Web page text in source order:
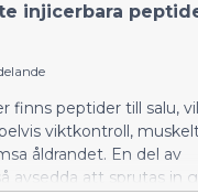
injicerbara
finns peptider till salu,
viktkontroll,
åldrandet. En del av
avsedda att sprutas in